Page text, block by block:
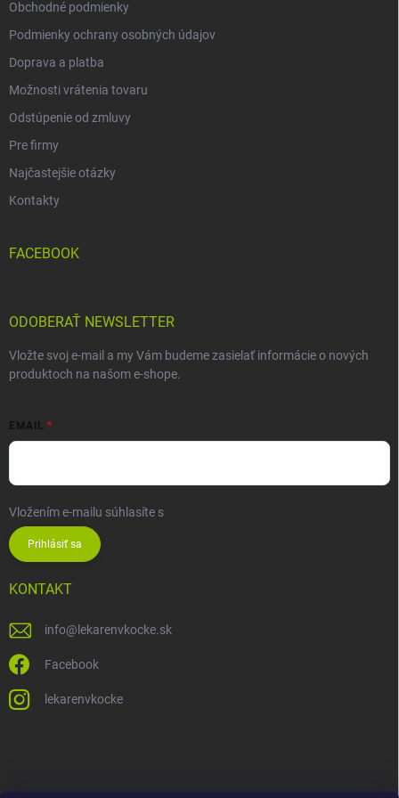
Obchodné podmienky
Podmienky ochrany osobných údajov
Doprava a platba
Možnosti vrátenia tovaru
Odstúpenie od zmluvy
Pre firmy
Najčastejšie otázky
Kontakty
FACEBOOK
ODOBERAŤ NEWSLETTER
Vložte svoj e-mail a my Vám budeme zasielať informácie o nových
produktoch na našom e-shope.
EMAIL
Vložením e-mailu súhlasíte s
Prihlásiť sa
KONTAKT
info@ lekarenvkocke.sk
Facebook
lekarenvkocke